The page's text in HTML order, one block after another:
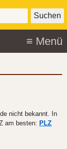
nicht bekannt. In
am besten: PLZ